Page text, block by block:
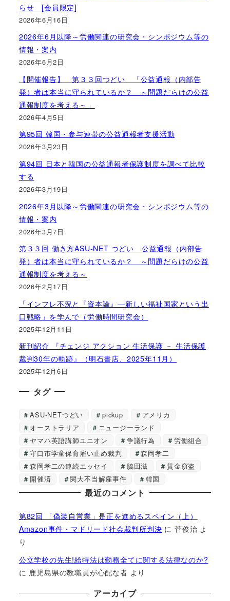
らせ [会員限定]
2026年6月16日
2026年6月以降～労働関連の研究会・シンポジウム等の
情報・案内
2026年6月2日
【開催報告】 第３３回つどい 「公益通報（内部告
発）者は本当に守られているか？ ～問題だらけの公益
通報制度を考える～」
2026年4月5日
第95回 韓国・参与連帯の公益通報者支援活動
2026年3月23日
第94回 日本と韓国の公益通報者保護制度を調べて比較
する
2026年3月19日
2026年3月以降～労働関連の研究会・シンポジウム等の
情報・案内
2026年3月7日
第３３回 働き方ASU-NET つどい 公益通報（内部告
発）者は本当に守られているか？ ～問題だらけの公益
通報制度を考える～
2026年2月17日
「インフレ不況と『資本論』―新しい福祉国家という出
口戦略」を学んで（労働時間研究会）
2025年12月11日
新刊紹介 『チェンジ アクション 生活保護 － 生活保護
裁判30年の軌跡』（明石書店、2025年11月）
2025年12月6日
タグ
ASU-NETつどい pickup
アメリカ
オーストラリア
ニュージーランド
ヤマハ英語講師ユニオン
争議行為
労働組合
守口市学童保育雇い止め裁判
森岡孝二
森岡孝二の連続エッセイ
脇田滋
賃金窃盗
開催済
関大不当解雇事件 韓国
最近のコメント
第82回 「偽装自営業」是正を進めるスペイン（上）
Amazon事件・マドリード社会裁判所判決 に菅俊治 よ
り
公立学校の先生!給特法は勤務全てに関する法律なのか?
に 鹿児島県の教職員が心配な者 より
アーカイブ